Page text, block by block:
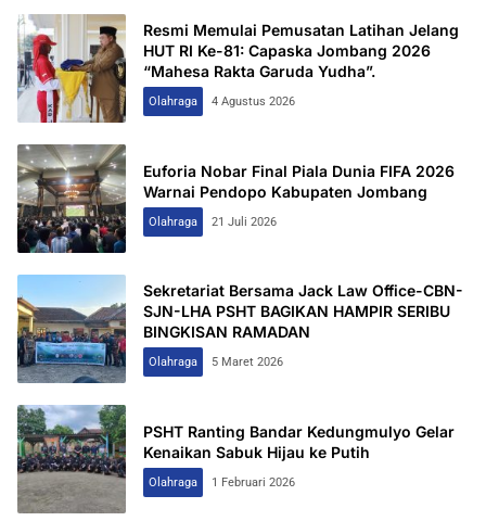
Resmi Memulai Pemusatan Latihan Jelang
HUT RI Ke-81: Capaska Jombang 2026
“Mahesa Rakta Garuda Yudha”.
Olahraga 4 Agustus 2026
Euforia Nobar Final Piala Dunia FIFA 2026
Warnai Pendopo Kabupaten Jombang
Olahraga 21 Juli 2026
Sekretariat Bersama Jack Law Office-CBN-
SJN-LHA PSHT BAGIKAN HAMPIR SERIBU
BINGKISAN RAMADAN
Olahraga 5 Maret 2026
PSHT Ranting Bandar Kedungmulyo Gelar
Kenaikan Sabuk Hijau ke Putih
Olahraga 1 Februari 2026